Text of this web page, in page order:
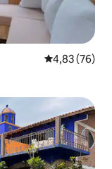
4,83 de uma
4,83 (76)